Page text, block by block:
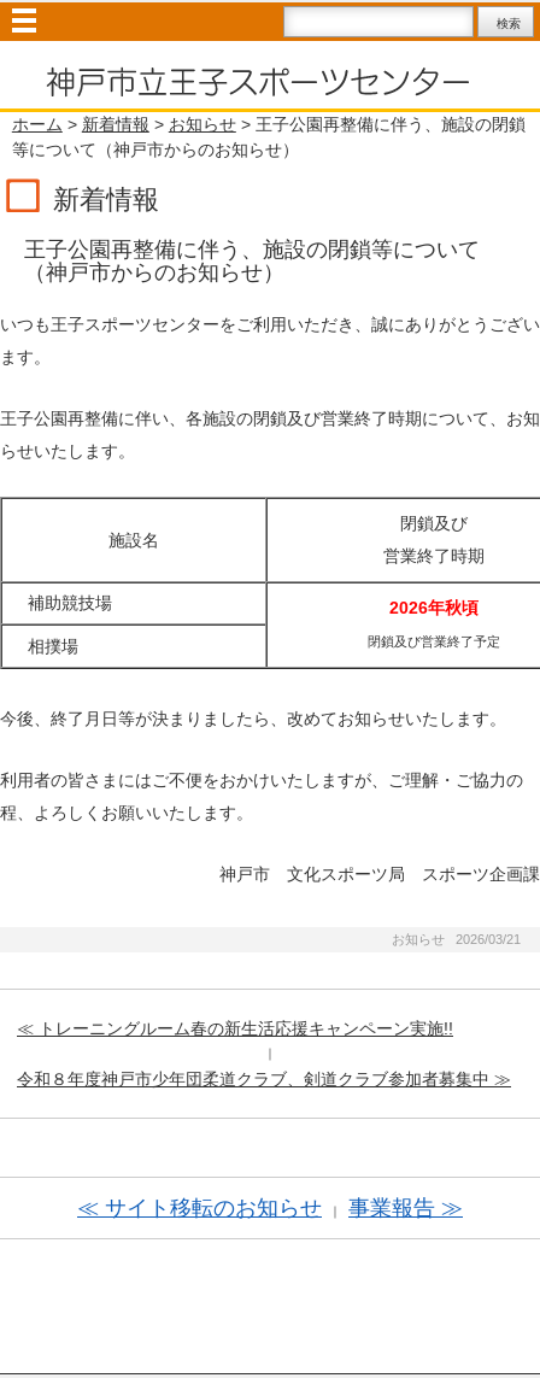
ホーム > 新着情報 > お知らせ> 王子公園再整備に伴う、施設の閉鎖
等について（神戸市からのお知らせ）
新着情報
王子公園再整備に伴う、施設の閉鎖等について
（神戸市からのお知らせ）
いつも王子スポーツセンターをご利用いただき、誠にありがとうござい
ます。
王子公園再整備に伴い、各施設の閉鎖及び営業終了時期について、お知
らせいたします。
施設名
閉鎖及び
営業終了時期
補助競技場 2026年秋頃
閉鎖及び営業終了予定
相撲場
今後、終了月日等が決まりましたら、改めてお知らせいたします。
利用者の皆さまにはご不便をおかけいたしますが、ご理解・ご協力の
程、よろしくお願いいたします。
神戸市 文化スポーツ局 スポーツ企画課
お知らせ 2026/03/21
≪ トレーニングルーム春の新生活応援キャンペーン実施!!
｜
令和８年度神戸市少年団柔道クラブ、剣道クラブ参加者募集中 ≫
≪ サイト移転のお知らせ ｜ 事業報告 ≫